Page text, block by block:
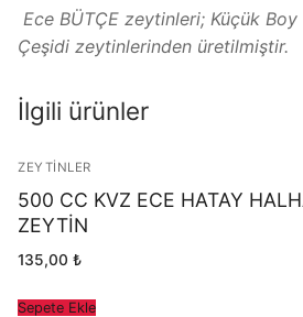
Ece BÜTÇE zeytinleri; Küçük
Çeşidi zeytinlerinden üretilmiştir.
İlgili ürünler
ZEYTINLER
500 CC KVZ ECE HATAY
ZEYTİN
135,00 ₺
Sepete Ekle